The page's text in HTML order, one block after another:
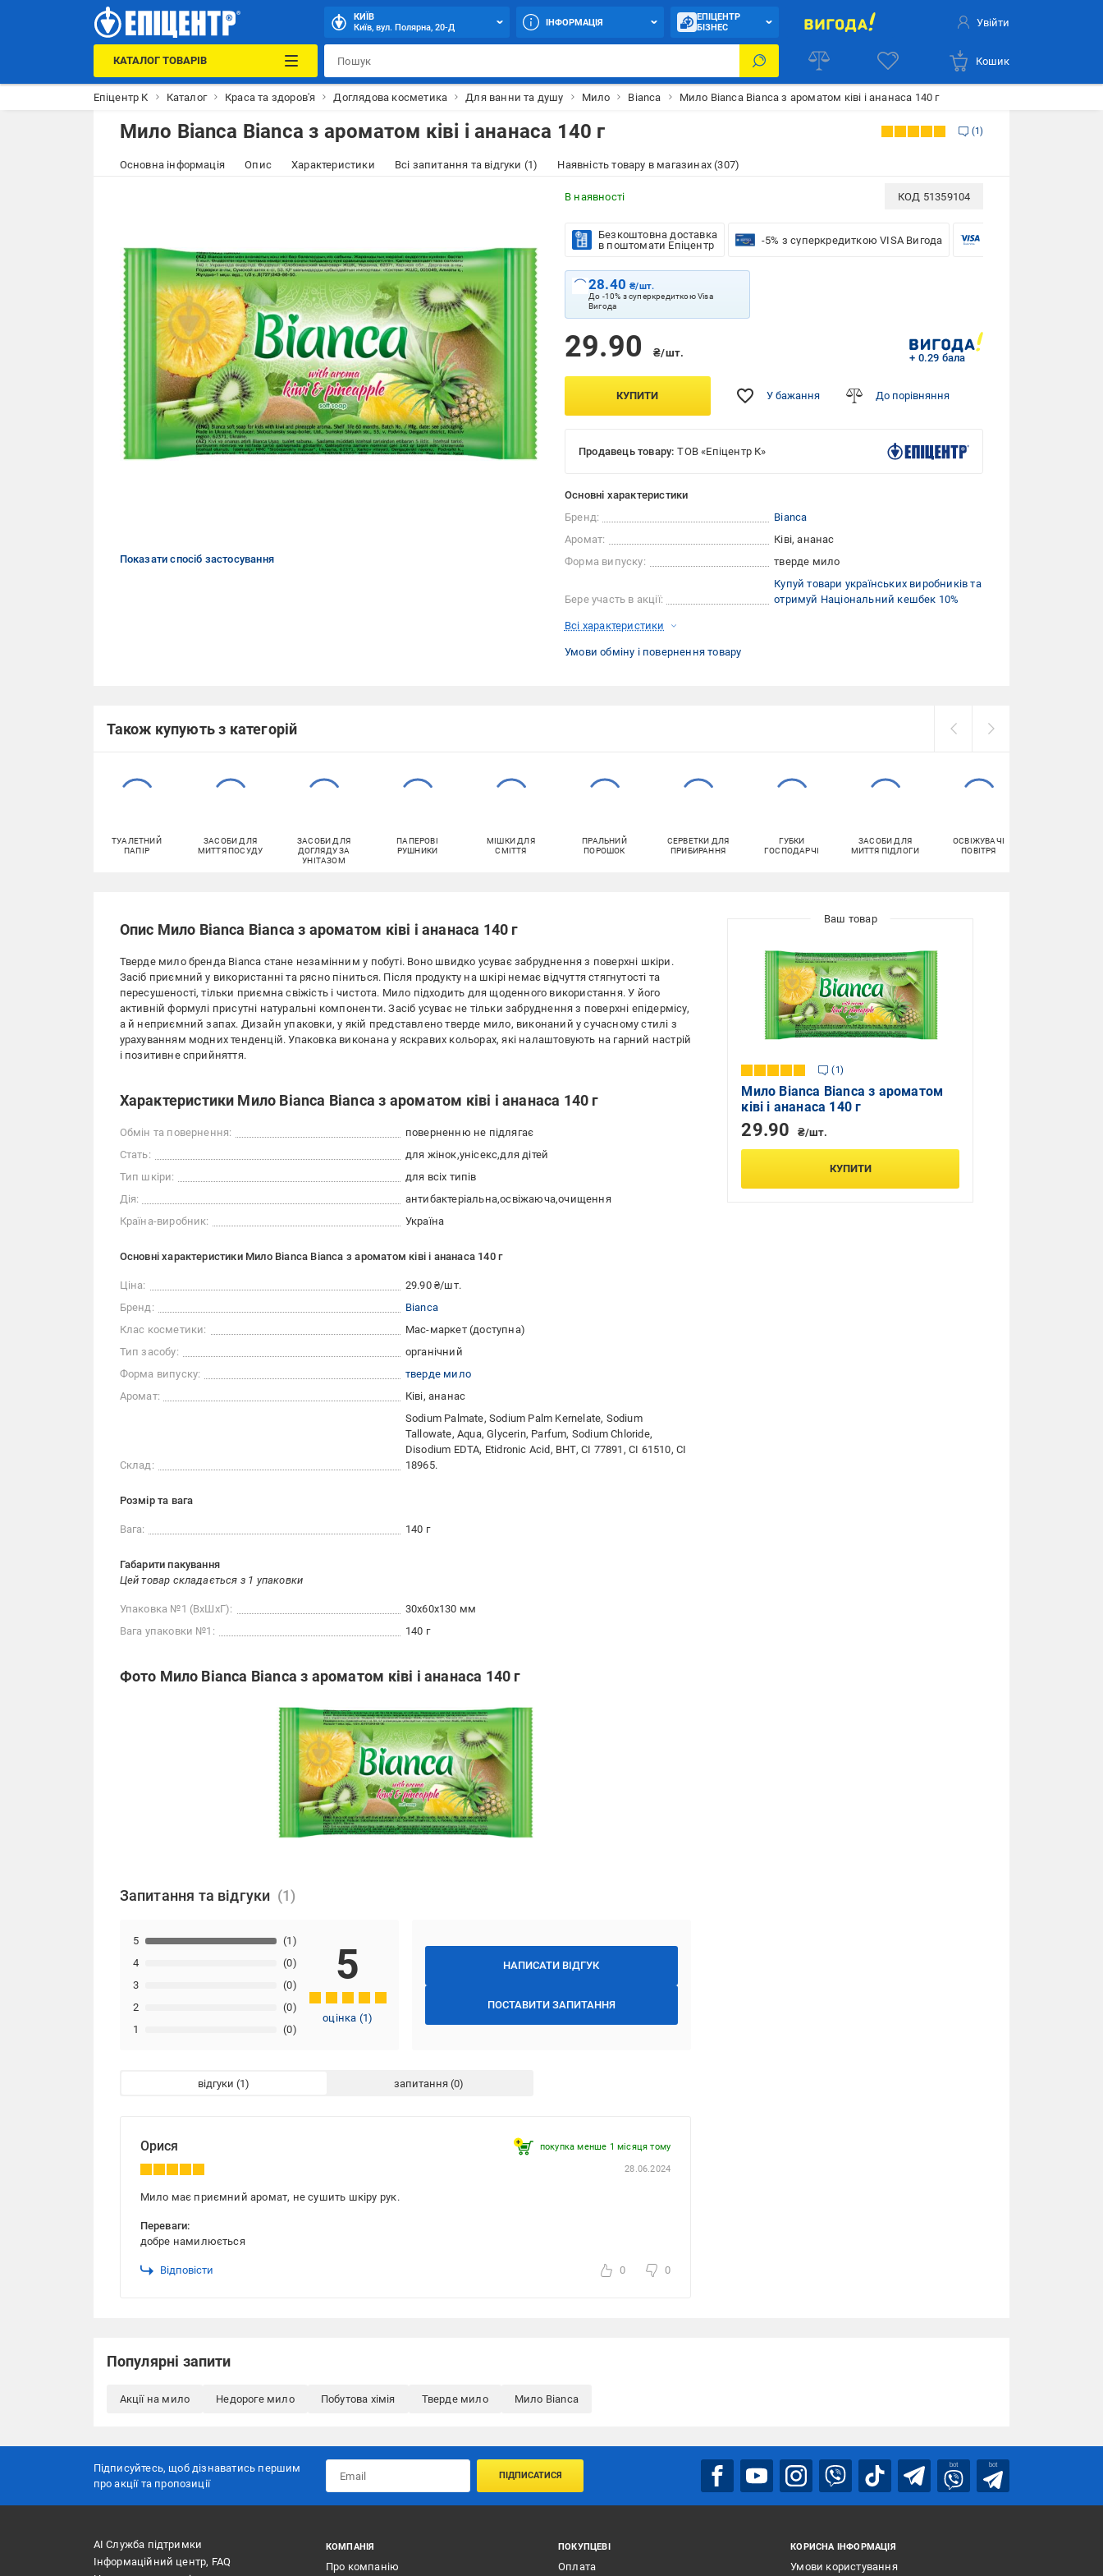
КИЇВ
Київ, вул. Полярна, 20-Д
ІНФОРМАЦІЯ
ЕПІЦЕНТР
БІЗНЕС
Увійти
КАТАЛОГ ТОВАРІВ Кошик
Епіцентр К Каталог Краса та здоров'я Доглядова косметика Для ванни та душу Мило Bianca Мило Bianca Bianca з ароматом ківі і ананаса 140 г
Мило Bianca Bianca з ароматом ківі і ананаса 140 г 1
Основна інформація Опис Характеристики Всі запитання та відгуки (1) Наявність товару в магазинах (307)
Показати спосіб застосування
В наявності КОД 51359104
Безкоштовна доставка
в поштомати Епіцентр
-5% з суперкредиткою VISA Вигода
28.40₴/шт.
До -10% з суперкредиткою Visa
Вигода
29.90 ₴/шт. + 0.29 бала
КУПИТИ У бажання До порівняння
Продавець товару: ТОВ «Епіцентр К»
Основні характеристики
Бренд:
Bianca
Аромат:
Ківі, ананас
Форма випуску:
тверде мило
Бере участь в акції:
Купуй товари українських виробників та
отримуй Національний кешбек 10%
Всі характеристики
Умови обміну і повернення товару
Також купують з категорій
ТУАЛЕТНИЙ
ПАПІР
ЗАСОБИ ДЛЯ
МИТТЯ ПОСУДУ
ЗАСОБИ ДЛЯ
ДОГЛЯДУ ЗА
УНІТАЗОМ
ПАПЕРОВІ
РУШНИКИ
МІШКИ ДЛЯ
СМІТТЯ
ПРАЛЬНИЙ
ПОРОШОК
СЕРВЕТКИ ДЛЯ
ПРИБИРАННЯ
ГУБКИ
ГОСПОДАРЧІ
ЗАСОБИ ДЛЯ
МИТТЯ ПІДЛОГИ
ОСВІЖУВАЧІ
ПОВІТРЯ
Опис Мило Bianca Bianca з ароматом ківі і ананаса 140 г
Тверде мило бренда Bianca стане незамінним у побуті. Воно швидко усуває забруднення з поверхні шкіри.
Засіб приємний у використанні та рясно піниться. Після продукту на шкірі немає відчуття стягнутості та
пересушеності, тільки приємна свіжість і чистота. Мило підходить для щоденного використання. У його
активній формулі присутні натуральні компоненти. Засіб усуває не тільки забруднення з поверхні епідермісу,
а й неприємний запах. Дизайн упаковки, у якій представлено тверде мило, виконаний у сучасному стилі з
урахуванням модних тенденцій. Упаковка виконана у яскравих кольорах, які налаштовують на гарний настрій
і позитивне сприйняття.
Характеристики Мило Bianca Bianca з ароматом ківі і ананаса 140 г
Обмін та повернення:
поверненню не підлягає
Стать:
для жінок унісекс для дітей
Тип шкіри:
для всіх типів
Дія:
антибактеріальна освіжаюча очищення
Країна-виробник:
Україна
Основні характеристики Мило Bianca Bianca з ароматом ківі і ананаса 140 г
Ціна:
29.90 ₴/шт.
Бренд:
Bianca
Клас косметики:
Мас-маркет (доступна)
Тип засобу:
органічний
Форма випуску:
тверде мило
Аромат:
Ківі, ананас
Склад:
Sodium Palmate, Sodium Palm Kernelate, Sodium
Tallowate, Aqua, Glycerin, Parfum, Sodium Chloride,
Disodium EDTA, Etidronic Acid, BHT, CI 77891, CI 61510, CI
18965.
Розмір та вага
Вага: 140 г
Габарити пакування
Цей товар складається з 1 упаковки
Упаковка №1 (ВхШхГ):
30x60x130 мм
Вага упаковки №1:
140 г
Фото Мило Bianca Bianca з ароматом ківі і ананаса 140 г
Запитання та відгуки
НАПИСАТИ ВІДГУК
ПОСТАВИТИ ЗАПИТАННЯ
1 (0)
2 (0)
3 (0)
4 (0)
5 (1)
5
оцінка (1)
відгуки запитання
Орися покупка менше 1 місяця томy
28.06.2024
Мило має приємний аромат, не сушить шкіру рук.
Переваги:
добре намилюється
Відповісти 0 0
1
Мило Bianca Bianca з ароматом
ківі і ананаса 140 г
29.90 ₴/шт.
КУПИТИ
Популярні запити
Акції на мило Недороге мило Побутова хімія Тверде мило Мило Bianca
Підписуйтесь, щоб дізнаватись першим
про акції та пропозиції
ПІДПИСАТИСЯ
bot bot
АІ Служба підтримки
Інформаційний центр, FAQ
КОМПАНІЯ
Про компанію
ПОКУПЦЕВІ
Оплата
КОРИСНА ІНФОРМАЦІЯ
Умови користування